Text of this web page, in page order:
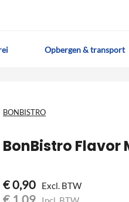
Opbergen & transport
BONBISTRO
BonBistro
€ 1,09
€ 0,90